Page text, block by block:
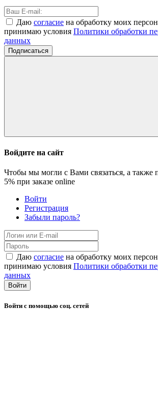
Даю согласие на обработку моих
принимаю условия Политики обработки
данных
Подписаться
Войдите на сайт
Чтобы мы могли с Вами связаться, а также
5% при заказе online
Войти
Регистрация
Забыли пароль?
Даю согласие на обработку моих
принимаю условия Политики обработки
данных
Войти
Войти с помощью соц. сетей